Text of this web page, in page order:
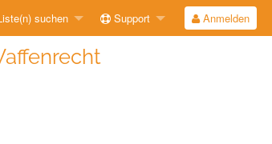
suchen Support Anmelden